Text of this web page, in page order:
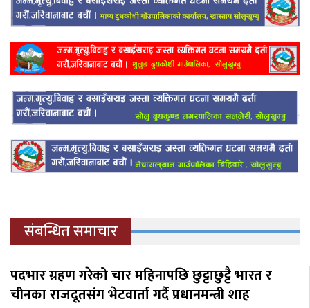
संबन्धित समाचार
पदभार ग्रहण गरेको चार महिनापछि छुट्टाछुट्टै भारत र
चीनका राजदूतसंग भेटवार्ता गर्दै प्रधानमन्त्री शाह